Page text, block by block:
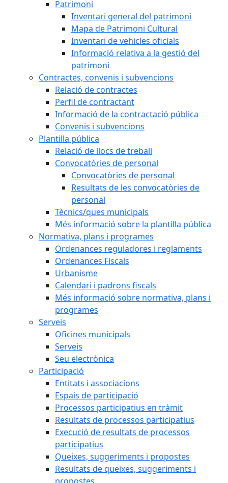
Patrimoni
Inventari general del patrimoni
Mapa de Patrimoni Cultural
Inventari de vehicles oficials
Informació relativa a la gestió del
patrimoni
Contractes, convenis i subvencions
Relació de contractes
Perfil de contractant
Informació de la contractació pública
Convenis i subvencions
Plantilla pública
Relació de llocs de treball
Convocatòries de personal
Convocatòries de personal
Resultats de les convocatòries de
personal
Tècnics/ques municipals
Més informació sobre la plantilla pública
Normativa, plans i programes
Ordenances reguladores i reglaments
Ordenances Fiscals
Urbanisme
Calendari i padrons fiscals
Més informació sobre normativa, plans i
programes
Serveis
Oficines municipals
Serveis
Seu electrònica
Participació
Entitats i associacions
Espais de participació
Processos participatius en tràmit
Resultats de processos participatius
Execució de resultats de processos
participatius
Queixes, suggeriments i propostes
Resultats de queixes, suggeriments i